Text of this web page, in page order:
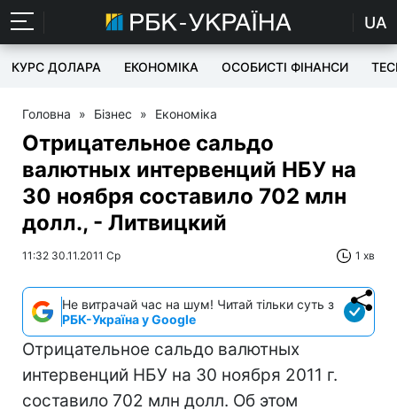
UA
КУРС ДОЛАРА ЕКОНОМІКА ОСОБИСТІ ФІНАНСИ
Головна » Бізнес » Економіка
Отрицательное сальдо
валютных интервенций НБУ на
30 ноября составило 702 млн
долл., - Литвицкий
11:32 30.11.2011 Ср 1 хв
Не витрачай час на шум! Читай тільки суть з
РБК-Україна у Google
Отрицательное сальдо валютных
интервенций НБУ на 30 ноября 2011 г.
составило 702 млн долл. Об этом